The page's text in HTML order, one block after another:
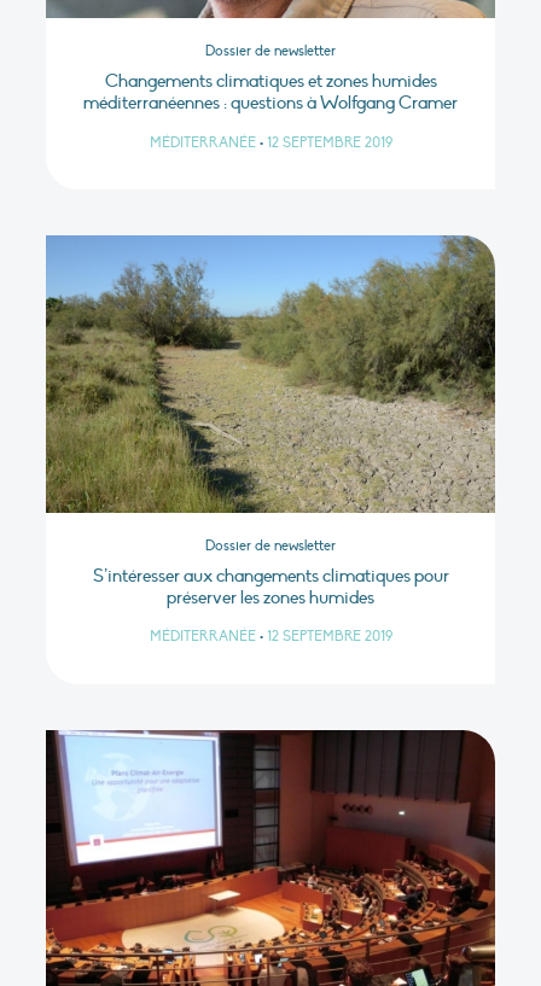
Dossier de newsletter
Changements climatiques et zones humides
méditerranéennes : questions à Wolfgang Cramer
MÉDITERRANÉE • 12 SEPTEMBRE 2019
Dossier de newsletter
S’intéresser aux changements climatiques pour
préserver les zones humides
MÉDITERRANÉE • 12 SEPTEMBRE 2019